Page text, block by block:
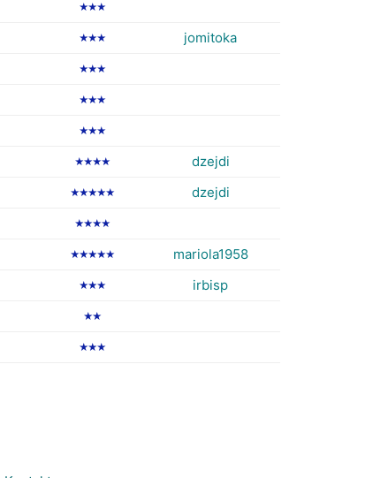
★★★
★★★ jomitoka
★★★
★★★
★★★
★★★★ dzejdi
★★★★★ dzejdi
★★★★
★★★★★ mariola1958
★★★ irbisp
★★
★★★